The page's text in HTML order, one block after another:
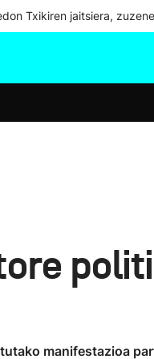
Txikiren jaitsiera,
manifestazioa